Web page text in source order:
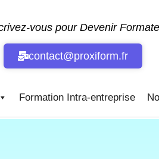
vous pour Devenir
contact@proxiform.fr
Formation Intra-entreprise